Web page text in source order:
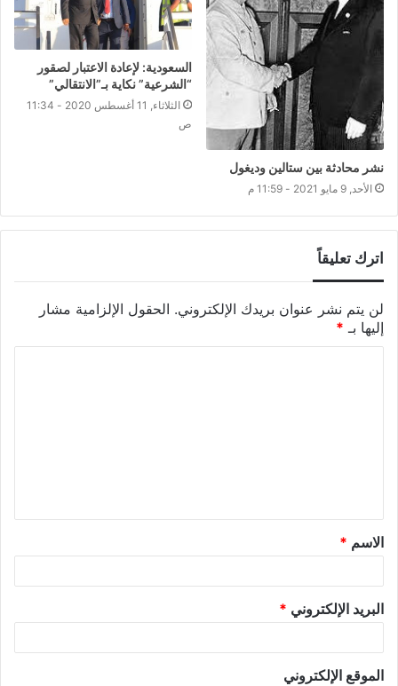
نشر محادثة بين ستالين وديغول
الأحد, 9 مايو 2021 - 11:59 م
السعودية: لإعادة الاعتبار لصقور
“الشرعية” نكاية بـ”الانتقالي”
الثلاثاء, 11 أغسطس 2020 - 11:34
ص
اترك تعليقاً
لن يتم نشر عنوان بريدك الإلكتروني. الحقول الإلزامية مشار
إليها بـ *
الاسم *
البريد الإلكتروني *
الموقع الإلكتروني